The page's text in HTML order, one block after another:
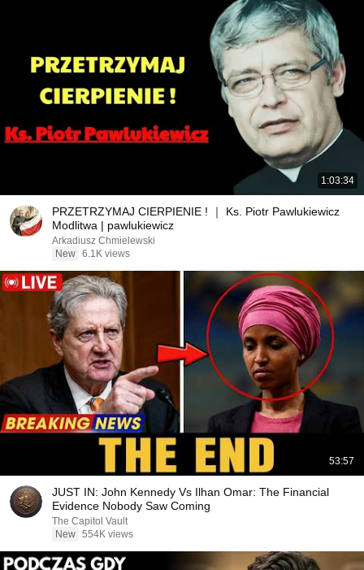
1:03:34
PRZETRZYMAJ CIERPIENIE ! ｜ Ks. Piotr Pawlukiewicz
Modlitwa | pawlukiewicz
Arkadiusz Chmielewski
New 6.1K views
53:57
JUST IN: John Kennedy Vs Ilhan Omar: The Financial
Evidence Nobody Saw Coming
The Capitol Vault
New 554K views